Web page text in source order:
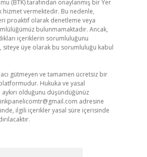
(BTK) tarafından onaylanmış bir Yer
hizmet vermektedir. Bu nedenle,
proaktif olarak denetleme veya
bulunmamaktadır. Ancak,
içeriklerin sorumluluğunu
siteye üye olarak bu sorumluluğu kabul
gütmeyen ve tamamen ücretsiz bir
Hukuka ve yasal
olduğunu düşündüğünüz
adresine
ilgili içerikler yasal süre içerisinde